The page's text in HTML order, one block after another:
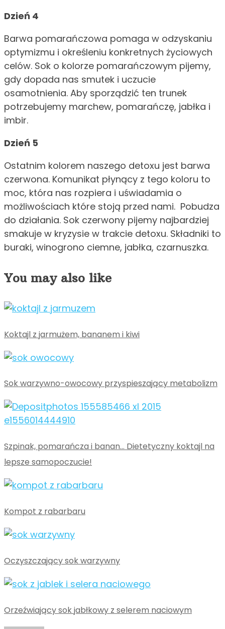
Dzień 4
Barwa pomarańczowa pomaga w odzyskaniu
optymizmu i określeniu konkretnych życiowych
celów. Sok o kolorze pomarańczowym pijemy,
gdy dopada nas smutek i uczucie
osamotnienia. Aby sporządzić ten trunek
potrzebujemy marchew, pomarańczę, jabłka i
imbir.
Dzień 5
Ostatnim kolorem naszego detoxu jest barwa
czerwona. Komunikat płynący z tego koloru to
moc, która nas rozpiera i uświadamia o
możliwościach które stoją przed nami. Pobudza
do działania. Sok czerwony pijemy najbardziej
smakuje w kryzysie w trakcie detoxu. Składniki to
buraki, winogrono ciemne, jabłka, czarnuszka.
You may also like
Koktajl z jarmużem, bananem i kiwi
Sok warzywno-owocowy przyspieszający metabolizm
Szpinak, pomarańcza i banan… Dietetyczny koktajl na
lepsze samopoczucie!
Kompot z rabarbaru
Oczyszczający sok warzywny
Orzeźwiający sok jabłkowy z selerem naciowym